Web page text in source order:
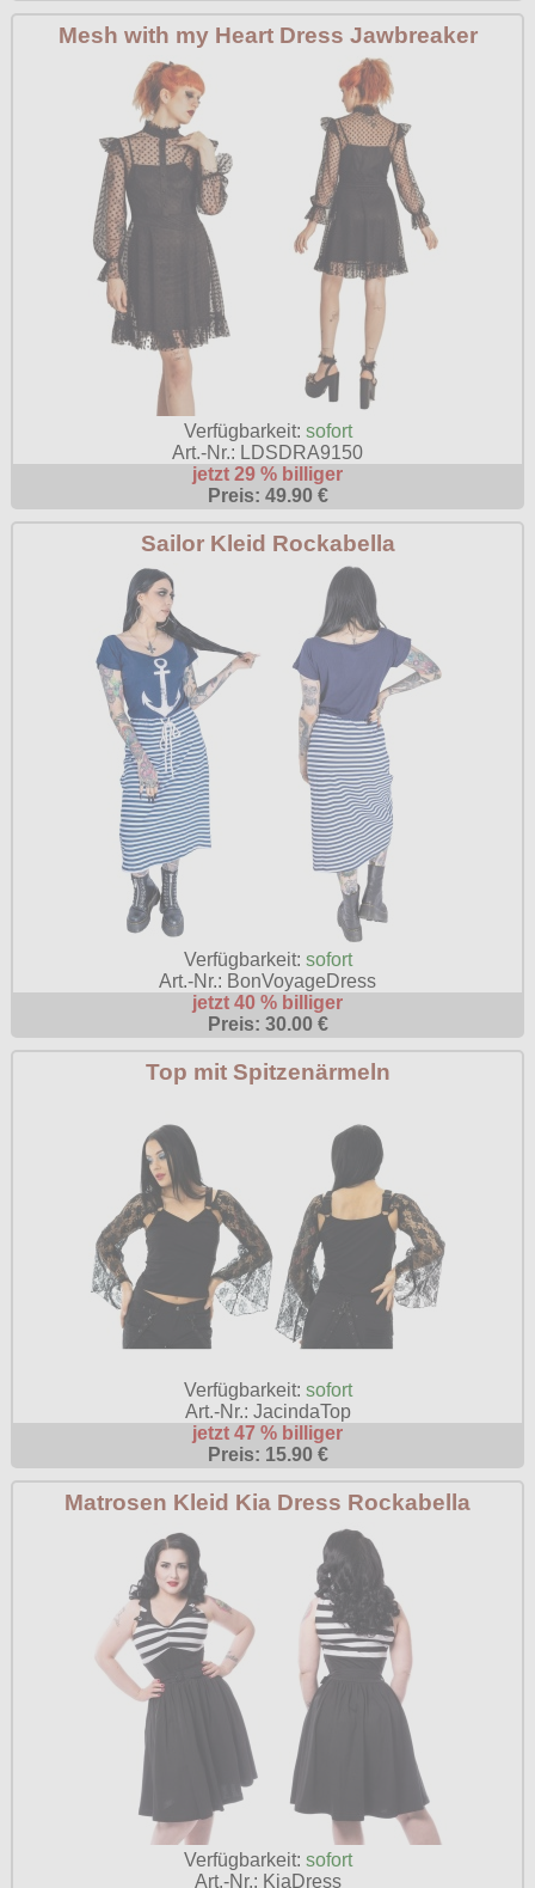
Mesh with my Heart Dress Jawbreaker
Verfügbarkeit: sofort
Art.-Nr.: LDSDRA9150
jetzt 29 % billiger
Preis: 49.90 €
Sailor Kleid Rockabella
Verfügbarkeit: sofort
Art.-Nr.: BonVoyageDress
jetzt 40 % billiger
Preis: 30.00 €
Top mit Spitzenärmeln
Verfügbarkeit: sofort
Art.-Nr.: JacindaTop
jetzt 47 % billiger
Preis: 15.90 €
Matrosen Kleid Kia Dress Rockabella
Verfügbarkeit: sofort
Art.-Nr.: KiaDress